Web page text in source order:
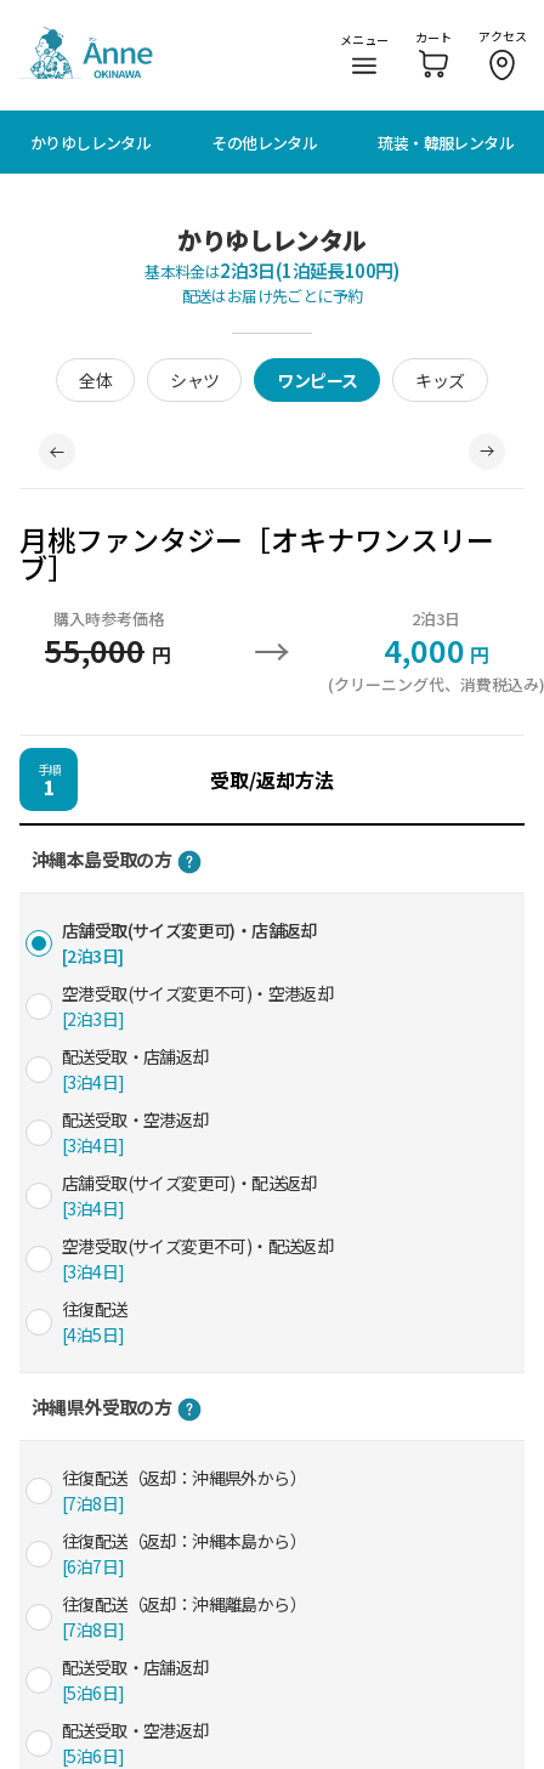
メニュー カート アクセス
かりゆしレンタル その他レンタル 琉装・韓服レンタル
かりゆしレンタル
基本料金は2泊3日(1泊延長100円)
配送はお届け先ごとに予約
全体 シャツ ワンピース キッズ
月桃ファンタジー［オキナワンスリー
ブ］
購入時参考価格
55,000 円 →
2泊3日
4,000 円
(クリーニング代、消費税込み)
手順
1 受取/返却方法
沖縄本島受取の方
店舗受取(サイズ変更可)・店舗返却
[2泊3日]
空港受取(サイズ変更不可)・空港返却
[2泊3日]
配送受取・店舗返却
[3泊4日]
配送受取・空港返却
[3泊4日]
店舗受取(サイズ変更可)・配送返却
[3泊4日]
空港受取(サイズ変更不可)・配送返却
[3泊4日]
往復配送
[4泊5日]
沖縄県外受取の方
往復配送（返却：沖縄県外から）
[7泊8日]
往復配送（返却：沖縄本島から）
[6泊7日]
往復配送（返却：沖縄離島から）
[7泊8日]
配送受取・店舗返却
[5泊6日]
配送受取・空港返却
[5泊6日]